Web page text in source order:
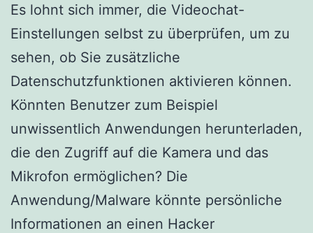
Es lohnt sich immer, die Videochat-
Einstellungen selbst zu überprüfen, um zu
sehen, ob Sie zusätzliche
Datenschutzfunktionen aktivieren können.
Könnten Benutzer zum Beispiel
unwissentlich Anwendungen herunterladen,
die den Zugriff auf die Kamera und das
Mikrofon ermöglichen? Die
Anwendung/Malware könnte persönliche
Informationen an einen Hacker